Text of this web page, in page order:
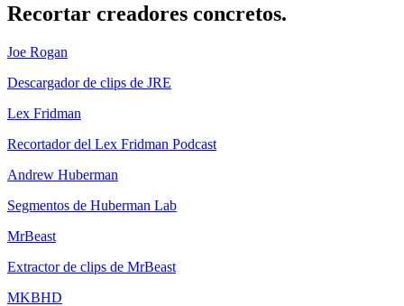
Recortar creadores concretos.
Joe Rogan
Descargador de clips de JRE
Lex Fridman
Recortador del Lex Fridman Podcast
Andrew Huberman
Segmentos de Huberman Lab
MrBeast
Extractor de clips de MrBeast
MKBHD